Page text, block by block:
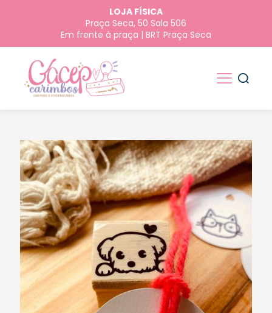
LOJA FÍSICA
Praça Seca, 50 Sala 506
Em frente à praça | BRT Praça Seca